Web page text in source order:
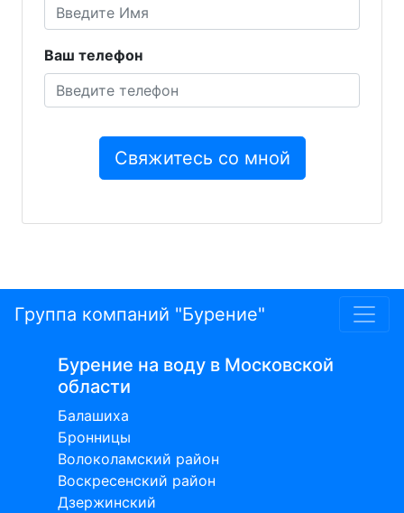
Ваш телефон
Группа компаний "Бурение"
Бурение на воду в Московской
области
Балашиха
Бронницы
Волоколамский район
Воскресенский район
Дзержинский